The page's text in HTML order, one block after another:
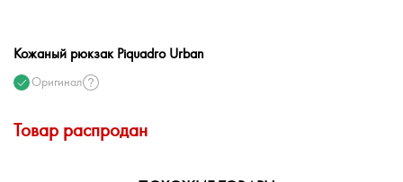
Кожаный рюкзак Piquadro Urban
Оригинал
Товар распродан